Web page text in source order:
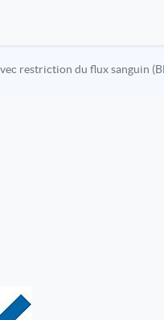
restriction du flux sanguin